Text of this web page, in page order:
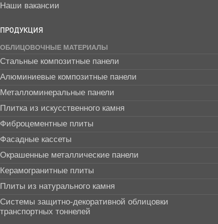
Наши вакансии
ПРОДУКЦИЯ
ОБЛИЦОВОЧНЫЕ МАТЕРИАЛЫ
Стальные композитные панели
Алюминиевые композитные панели
Металломинеральные панели
Плитка из искусственного камня
Фиброцементные плиты
Фасадные кассеты
Окрашенные металлические панели
Керамогранитные плиты
Плиты из натурального камня
Системы защитно-декоративной облицовки
транспортных тоннелей